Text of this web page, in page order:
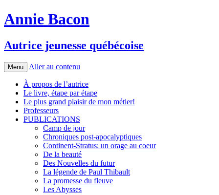
Annie Bacon
Autrice jeunesse québécoise
Menu Aller au contenu
À propos de l’autrice
Le livre, étape par étape
Le plus grand plaisir de mon métier!
Professeurs
PUBLICATIONS
Camp de jour
Chroniques post-apocalyptiques
Continent-Stratus: un orage au coeur
De la beauté
Des Nouvelles du futur
La légende de Paul Thibault
La promesse du fleuve
Les Abysses